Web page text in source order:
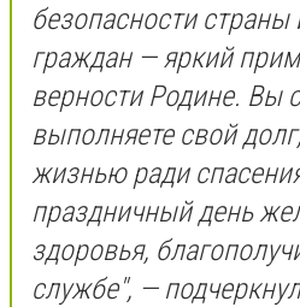
безопасности страны
граждан — яркий
верности Родине. Вы
выполняете свой
жизнью ради
праздничный день
здоровья,
службе", —